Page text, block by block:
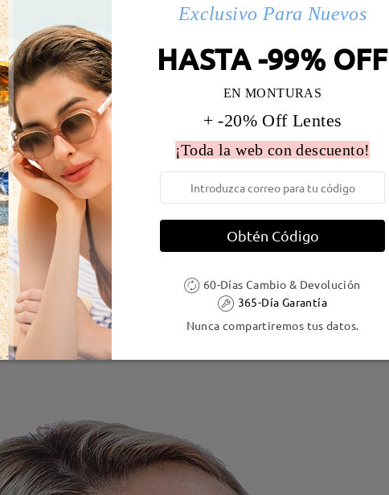
Exclusivo Para Nuevos
HASTA -99% OFF
EN MONTURAS
+ -20% Off Lentes
¡Toda la web con descuento!
Obtén Código
60-Días Cambio & Devolución
365-Día Garantía
Nunca compartiremos tus datos.